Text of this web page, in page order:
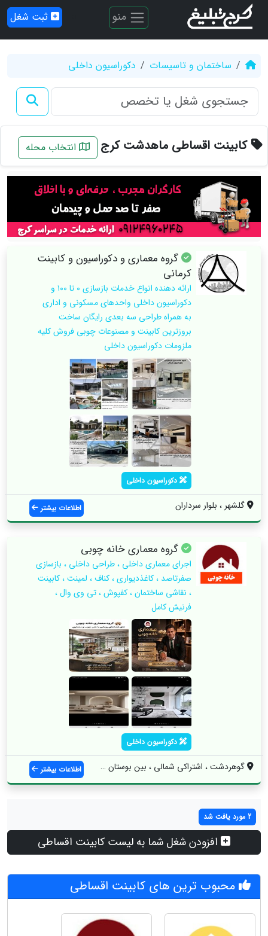
منو ثبت شغل
ساختمان و تاسیسات دکوراسیون داخلی
کابینت اقساطی ماهدشت کرج انتخاب محله
گروه معماری و دکوراسیون و کابینت
کرمانی
ارائه دهنده انواع خدمات بازسازی ۰ تا ۱۰۰ و
دکوراسیون داخلی واحدهای مسکونی و اداری
به همراه طراحی سه بعدی رایگان ساخت
بروزترین کابینت و مصنوعات چوبی فروش کلیه
ملزومات دکوراسیون داخلی
دکوراسیون داخلی
گلشهر ، بلوار سرداران اطلاعات بیشتر
گروه‌ معماری خانه چوبی
اجرای معماری داخلی ، طراحی داخلی ، بازسازی
صفرتاصد ، کاغذدیواری ، کناف ، لمینت ، کابینت
، نقاشی ساختمان ، کفپوش ، تی وی وال ،
فرنیش کامل
دکوراسیون داخلی
گوهردشت ، اشتراکی شمالی ، بین بوستان 18 ... اطلاعات بیشتر
2 مورد یافت شد
افزودن شغل شما به لیست کابینت اقساطی
محبوب ترین های کابینت اقساطی